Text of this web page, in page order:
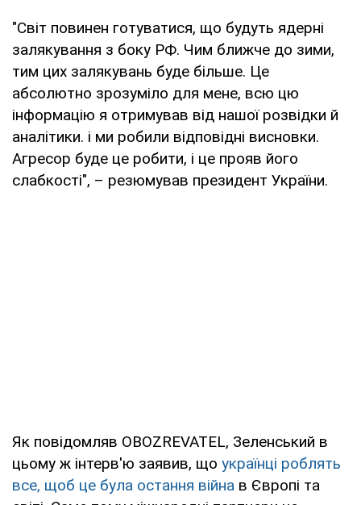
"Світ повинен готуватися, що будуть ядерні
залякування з боку РФ. Чим ближче до зими,
тим цих залякувань буде більше. Це
абсолютно зрозуміло для мене, всю цю
інформацію я отримував від нашої розвідки й
аналітики. і ми робили відповідні висновки.
Агресор буде це робити, і це прояв його
слабкості", – резюмував президент України.
Як повідомляв OBOZREVATEL, Зеленський в
цьому ж інтерв'ю заявив, що українці роблять
все, щоб це була остання війна в Європі та